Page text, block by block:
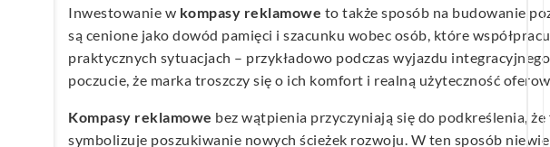
Inwestowanie w kompasy reklamowe to także sposób na budowanie
są cenione jako dowód pamięci i szacunku wobec osób, które
praktycznych sytuacjach – przykładowo podczas wyjazdu
poczucie, że marka troszczy się o ich komfort i realną użyteczność
Kompasy reklamowe bez wątpienia przyczyniają się do podkreślenia,
symbolizuje poszukiwanie nowych ścieżek rozwoju. W ten sposób